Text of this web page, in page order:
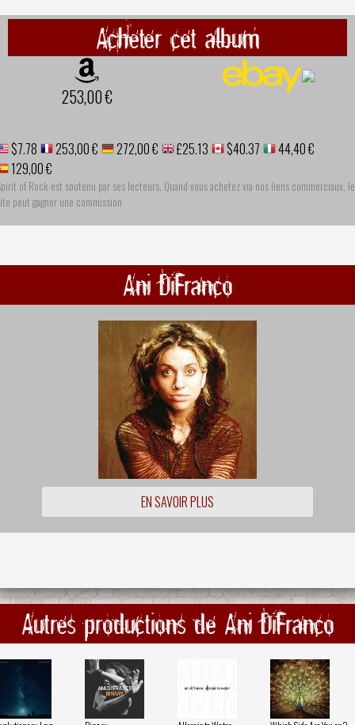
Acheter cet album
253,00 €
$7.78 253,00 € 272,00 € £25.13 $40.37
44,40 €
129,00 €
of Rock est soutenu par ses lecteurs. Quand vous achetez via nos liens commerciaux, le
peut gagner une commission
Ani DiFranco
EN SAVOIR PLUS
Autres productions de Ani DiFranco